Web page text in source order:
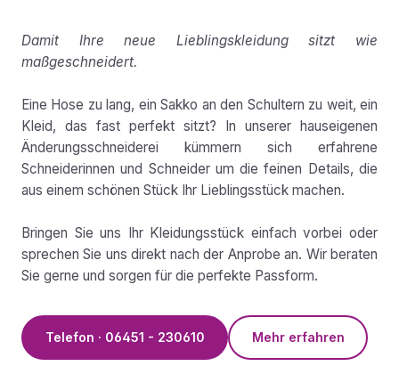
Damit Ihre neue Lieblingskleidung sitzt wie
maßgeschneidert.
Eine Hose zu lang, ein Sakko an den Schultern zu weit, ein
Kleid, das fast perfekt sitzt? In unserer hauseigenen
Änderungsschneiderei kümmern sich erfahrene
Schneiderinnen und Schneider um die feinen Details, die
aus einem schönen Stück Ihr Lieblingsstück machen.
Bringen Sie uns Ihr Kleidungsstück einfach vorbei oder
sprechen Sie uns direkt nach der Anprobe an. Wir beraten
Sie gerne und sorgen für die perfekte Passform.
Telefon · 06451 - 230610 Mehr erfahren